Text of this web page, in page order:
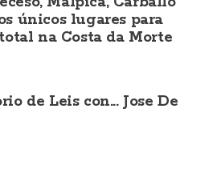
únicos lugares para
na Costa da Morte
de Leis con... Jose De